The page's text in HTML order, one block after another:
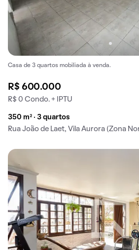
Casa de 3 quartos mobiliada à venda.
R$ 600.000
R$ 0 Condo. + IPTU
350 m² · 3 quartos
Rua João de Laet, Vila Aurora (Zona